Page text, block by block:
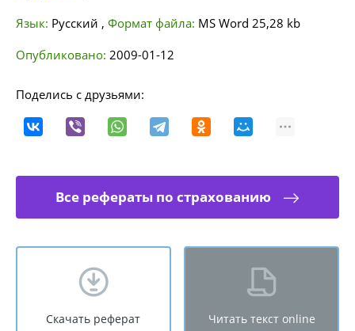
Язык: Русский , Формат файла: MS Word 25,28 kb
Опубликовано: 2009-01-12
Поделись с друзьями:
Все рефераты по страхованию
Скачать реферат Читать текст online